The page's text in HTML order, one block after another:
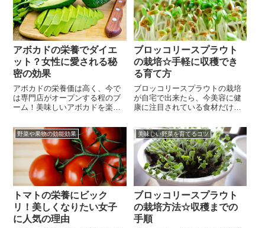
日の食事の中で、一日一回は何
かしらの料理で登場していると
言っても、過言ではない野菜で
はないでしょうか。そんな玉ね
ぎの栄養に、...
が、それは大間違い。えのきの
栄養には、健康に役立つものが
たくさん！えのきの栄養には食
物繊維・ナイアシン・葉酸・ビ
タミンB1・...
アボカドの栄養でダイエ
ット？女性に愛される秘
密の効果
アボカドの栄養価は高く、今で
は専門店がオープンする程のブ
ーム！美味しいアボカドを楽し
できたら素敵ですよね。特に女
性にとても人気になっているの
も特徴的。そのまろやかでリッ
チな味わいと、美容にも良いと
される高い栄養価から、近年人
気が爆発しているのです。実
は、そんな美味しく健康にも良
いアボカドです...
ブロッコリースプラウト
の栽培☆手軽に収穫でき
る育て方
ブロッコリースプラウトの栽培
が自宅で出来たら、今美容に健
康に注目されている食材だけ
ね。今はその注目度から、スー
パーなどでもよく見かけるよう
になりました。「スプラウト」
とは食用の新芽の事。小さいけ
れど、これから大きくなるため
に栄養を沢山溜め込んでいて、
天然のサプリメントとも言われ
ているほど。そ...
野菜や果物の効能効果
トマトの栄養にビック
リ！美しくなりたい女子
に人気の理由
美味しい野菜を育てるコツ
ブロッコリースプラウト
の栽培方法☆収穫までの
手順